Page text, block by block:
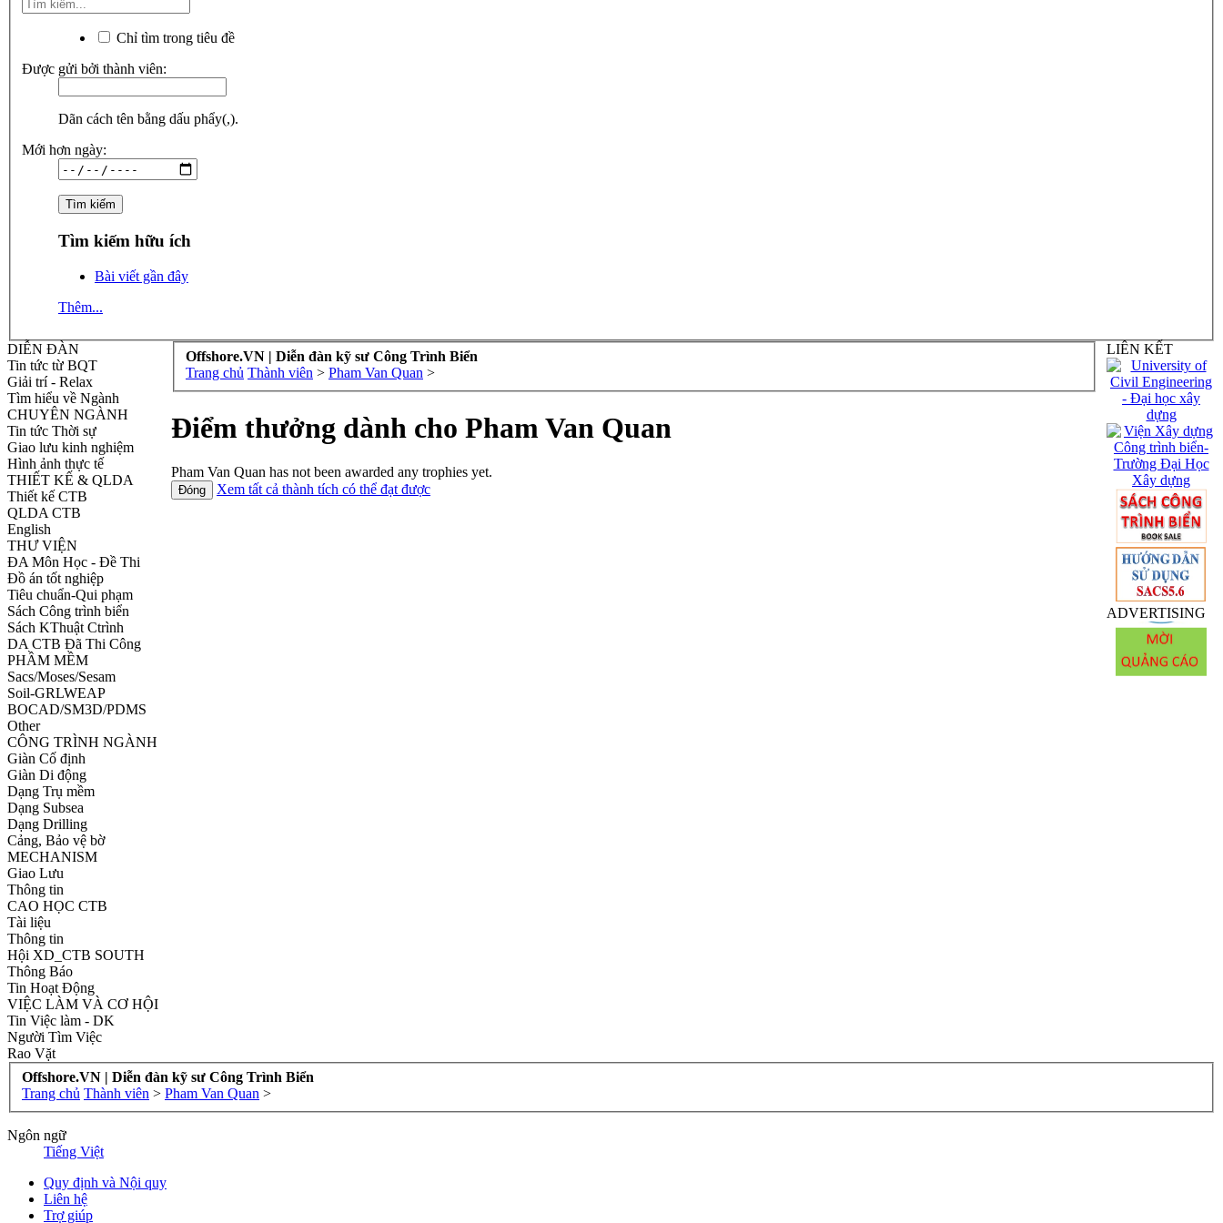
Chỉ tìm trong tiêu đề
Được gửi bởi thành viên:
Dãn cách tên bằng dấu phẩy(,).
Mới hơn ngày:
Tìm kiếm hữu ích
Bài viết gần đây
Thêm...
DIỄN ĐÀN
Tin tức từ BQT
Giải trí - Relax
Tìm hiểu về Ngành
CHUYÊN NGÀNH
Tin tức Thời sự
Giao lưu kinh nghiệm
Hình ảnh thực tế
THIẾT KẾ & QLDA
Thiết kế CTB
QLDA CTB
English
THƯ VIỆN
ĐA Môn Học - Đề Thi
Đồ án tốt nghiệp
Tiêu chuẩn-Qui phạm
Sách Công trình biển
Sách KThuật Ctrình
DA CTB Đã Thi Công
PHẦM MỀM
Sacs/Moses/Sesam
Soil-GRLWEAP
BOCAD/SM3D/PDMS
Other
CÔNG TRÌNH NGÀNH
Giàn Cố định
Giàn Di động
Dạng Trụ mềm
Dạng Subsea
Dạng Drilling
Cảng, Bảo vệ bờ
MECHANISM
Giao Lưu
Thông tin
CAO HỌC CTB
Tài liệu
Thông tin
Hội XD_CTB SOUTH
Thông Báo
Tin Hoạt Động
VIỆC LÀM VÀ CƠ HỘI
Tin Việc làm - DK
Người Tìm Việc
Rao Vặt
Offshore.VN | Diễn đàn kỹ sư Công Trình Biển
Trang chủ Thành viên > Pham Van Quan >
Điểm thưởng dành cho Pham Van Quan
Pham Van Quan has not been awarded any trophies yet.
Xem tất cả thành tích có thể đạt được
LIÊN KẾT
ADVERTISING
Offshore.VN | Diễn đàn kỹ sư Công Trình Biển
Trang chủ Thành viên > Pham Van Quan >
Ngôn ngữ
Tiếng Việt
Quy định và Nội quy
Liên hệ
Trợ giúp